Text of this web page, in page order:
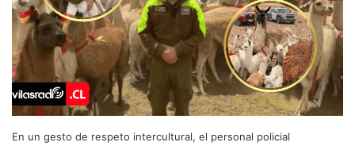
En un gesto de respeto intercultural, el personal policial